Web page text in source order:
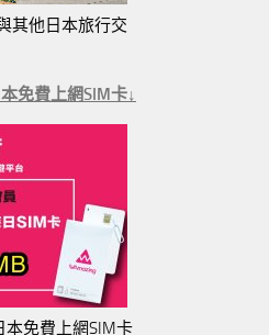
其他日本旅行交
免費上網SIM卡↓
本免費上網SIM卡